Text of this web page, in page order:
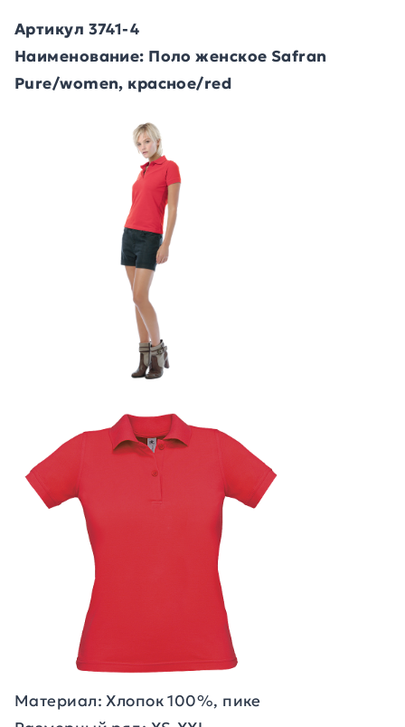
Артикул 3741-4
Наименование: Поло женское Safran
Pure/women, красное/red
Материал: Хлопок 100%, пике